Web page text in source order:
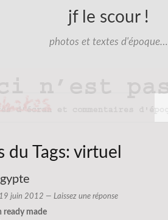
jf le scour !
photos et textes d'époque…
du Tags: virtuel
19 juin 2012 — Laissez une réponse
ready made